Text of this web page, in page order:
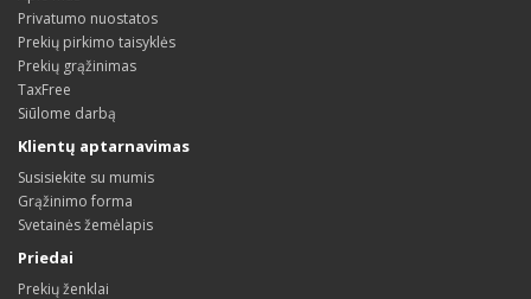
Privatumo nuostatos
Prekių pirkimo taisyklės
Prekių grąžinimas
TaxFree
Siūlome darbą
Klientų aptarnavimas
Susisiekite su mumis
Grąžinimo forma
Svetainės žemėlapis
Priedai
Prekių ženklai